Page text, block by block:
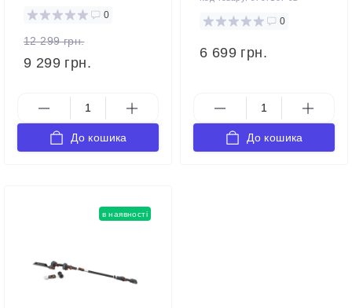
0
12 299 грн.
9 299 грн.
До кошика
0
6 699 грн.
До кошика
в наявності